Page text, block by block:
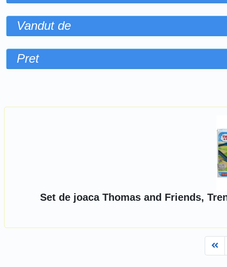
Vandut de
Pret
Set de joaca Thomas and Friends,